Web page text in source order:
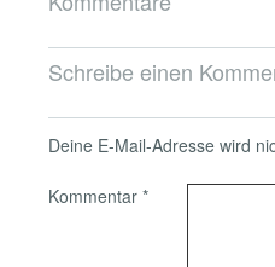
Schreibe einen
Deine E-Mail-Adresse wird
Kommentar *